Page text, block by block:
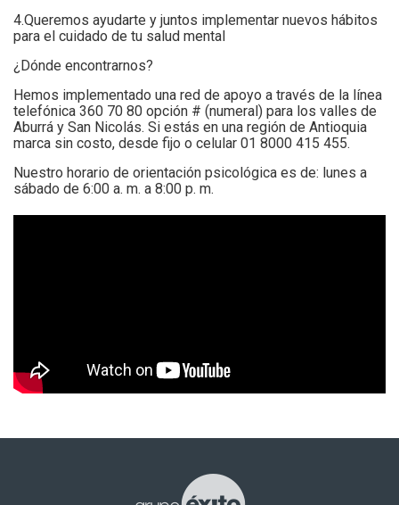
4.Queremos ayudarte y juntos implementar nuevos hábitos
para el cuidado de tu salud mental
¿Dónde encontrarnos?
Hemos implementado una red de apoyo a través de la línea
telefónica 360 70 80 opción # (numeral) para los valles de
Aburrá y San Nicolás. Si estás en una región de Antioquia
marca sin costo, desde fijo o celular 01 8000 415 455.
Nuestro horario de orientación psicológica es de: lunes a
sábado de 6:00 a. m. a 8:00 p. m.